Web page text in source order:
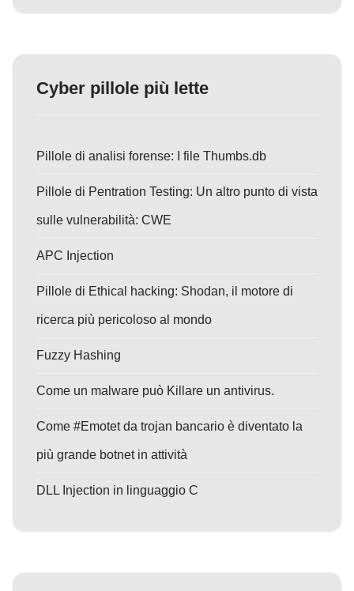
Cyber pillole più lette
Pillole di analisi forense: I file Thumbs.db
Pillole di Pentration Testing: Un altro punto di vista
sulle vulnerabilità: CWE
APC Injection
Pillole di Ethical hacking: Shodan, il motore di
ricerca più pericoloso al mondo
Fuzzy Hashing
Come un malware può Killare un antivirus.
Come #Emotet da trojan bancario è diventato la
più grande botnet in attività
DLL Injection in linguaggio C